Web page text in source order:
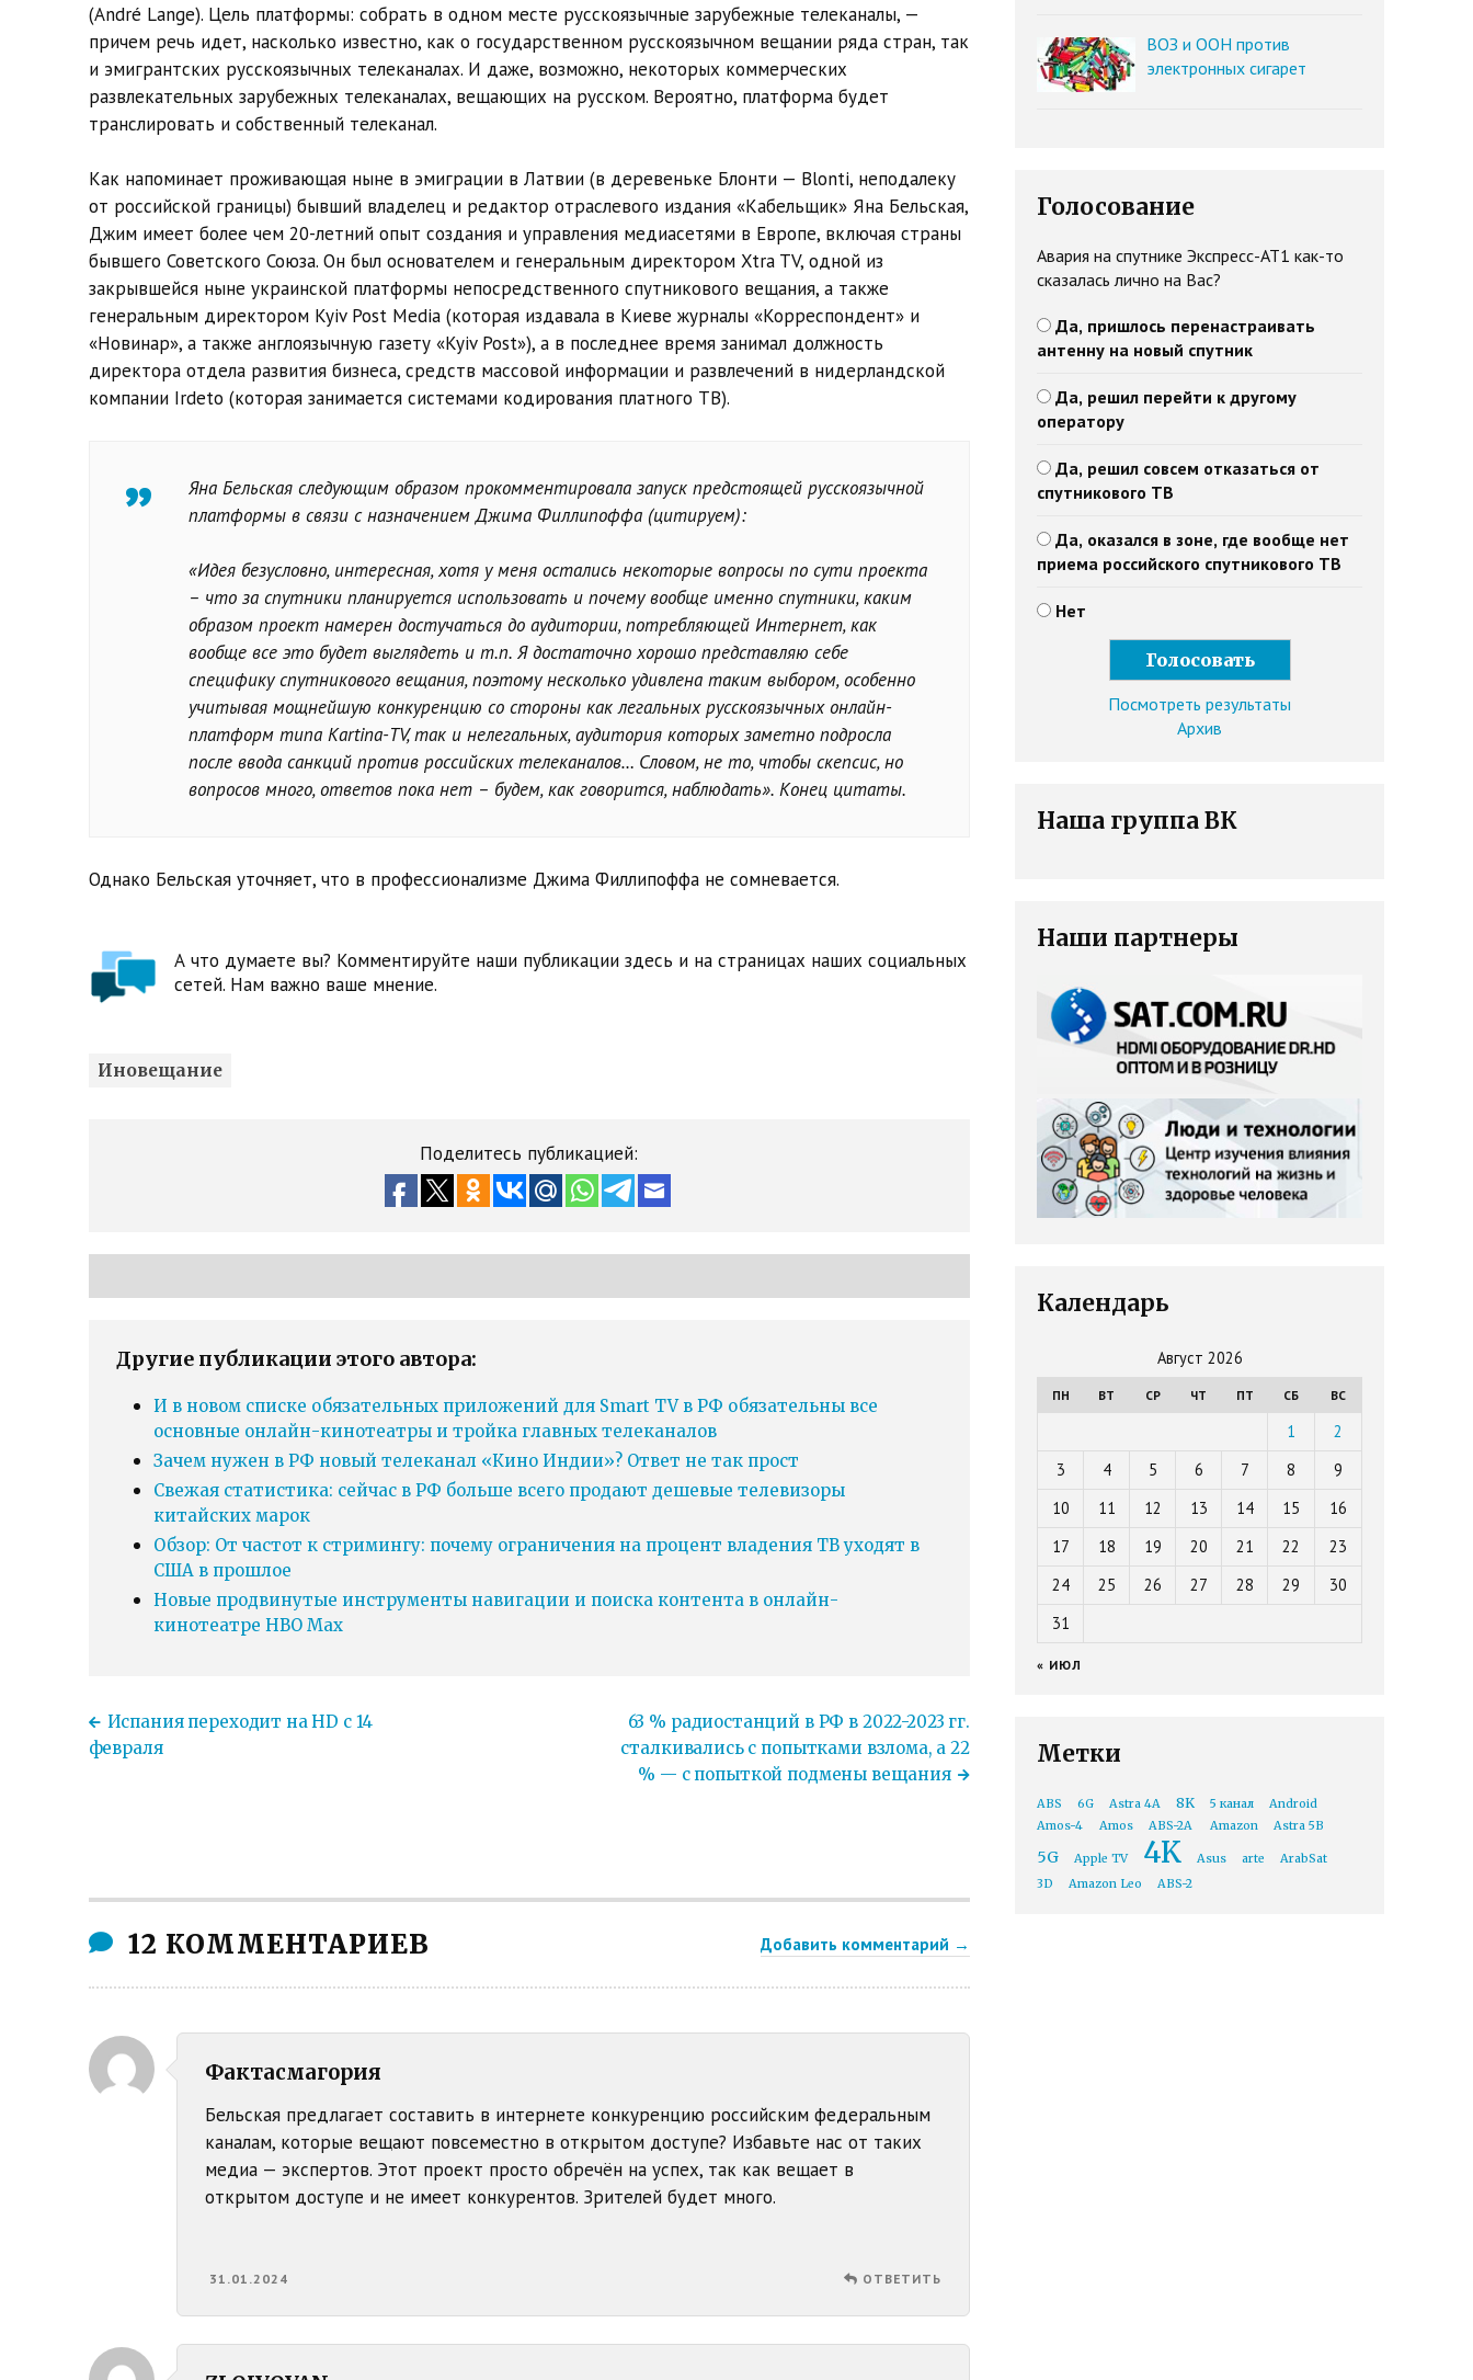
(André Lange). Цель платформы: собрать в одном месте русскоязычные зарубежные телеканалы, —
причем речь идет, насколько известно, как о государственном русскоязычном вещании ряда стран, так
и эмигрантских русскоязычных телеканалах. И даже, возможно, некоторых коммерческих
развлекательных зарубежных телеканалах, вещающих на русском. Вероятно, платформа будет
транслировать и собственный телеканал.
Как напоминает проживающая ныне в эмиграции в Латвии (в деревеньке Блонти — Blonti, неподалеку
от российской границы) бывший владелец и редактор отраслевого издания «Кабельщик» Яна Бельская,
Джим имеет более чем 20-летний опыт создания и управления медиасетями в Европе, включая страны
бывшего Советского Союза. Он был основателем и генеральным директором Xtra TV, одной из
закрывшейся ныне украинской платформы непосредственного спутникового вещания, а также
генеральным директором Kyiv Post Media (которая издавала в Киеве журналы «Корреспондент» и
«Новинар», а также англоязычную газету «Kyiv Post»), а в последнее время занимал должность
директора отдела развития бизнеса, средств массовой информации и развлечений в нидерландской
компании Irdeto (которая занимается системами кодирования платного ТВ).
Яна Бельская следующим образом прокомментировала запуск предстоящей русскоязычной
платформы в связи с назначением Джима Филлипоффа (цитируем):
«Идея безусловно, интересная, хотя у меня остались некоторые вопросы по сути проекта
– что за спутники планируется использовать и почему вообще именно спутники, каким
образом проект намерен достучаться до аудитории, потребляющей Интернет, как
вообще все это будет выглядеть и т.п. Я достаточно хорошо представляю себе
специфику спутникового вещания, поэтому несколько удивлена таким выбором, особенно
учитывая мощнейшую конкуренцию со стороны как легальных русскоязычных онлайн-
платформ типа Kartina-TV, так и нелегальных, аудитория которых заметно подросла
после ввода санкций против российских телеканалов… Словом, не то, чтобы скепсис, но
вопросов много, ответов пока нет – будем, как говорится, наблюдать». Конец цитаты.
Однако Бельская уточняет, что в профессионализме Джима Филлипоффа не сомневается.
А что думаете вы? Комментируйте наши публикации здесь и на страницах наших социальных
сетей. Нам важно ваше мнение.
Иновещание
Поделитесь публикацией:
Другие публикации этого автора:
И в новом списке обязательных приложений для Smart TV в РФ обязательны все
основные онлайн-кинотеатры и тройка главных телеканалов
Зачем нужен в РФ новый телеканал «Кино Индии»? Ответ не так прост
Свежая статистика: сейчас в РФ больше всего продают дешевые телевизоры
китайских марок
Обзор: От частот к стримингу: почему ограничения на процент владения ТВ уходят в
США в прошлое
Новые продвинутые инструменты навигации и поиска контента в онлайн-
кинотеатре HBO Max
Испания переходит на HD с 14
февраля
63 % радиостанций в РФ в 2022-2023 гг.
сталкивались с попытками взлома, а 22
% — с попыткой подмены вещания
12 КОММЕНТАРИЕВ Добавить комментарий →
Фактасмагория
Бельская предлагает составить в интернете конкуренцию российским федеральным
каналам, которые вещают повсеместно в открытом доступе? Избавьте нас от таких
медиа — экспертов. Этот проект просто обречён на успех, так как вещает в
открытом доступе и не имеет конкурентов. Зрителей будет много.
31.01.2024 ОТВЕТИТЬ
ВОЗ и ООН против
электронных сигарет
Голосование
Авария на спутнике Экспресс-АТ1 как-то
сказалась лично на Вас?
Да, пришлось перенастраивать
антенну на новый спутник
Да, решил перейти к другому
оператору
Да, решил совсем отказаться от
спутникового ТВ
Да, оказался в зоне, где вообще нет
приема российского спутникового ТВ
Нет
Посмотреть результаты
Архив
Наша группа ВК
Наши партнеры
Календарь
Август 2026
ПН ВТ СР ЧТ ПТ СБ ВС
1
2
3
4 5 6 7 8
9
10
11 12 13 14 15
16
17
18 19 20 21 22
23
24
25 26 27 28 29
30
31
« ИЮЛ
Метки
ABS 6G Astra 4A 8K 5 канал
Android
Amos-4
Amos ABS-2A Amazon Astra 5B
5G Apple TV 4K Asus arte
ArabSat
3D
Amazon Leo ABS-2